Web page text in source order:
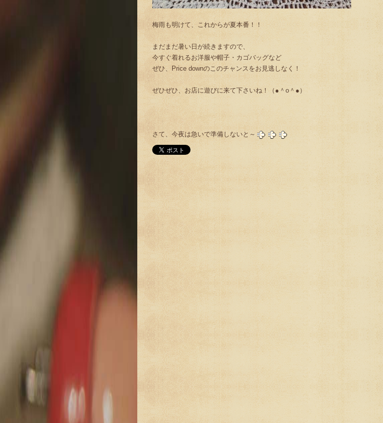
梅雨も明けて、これからが夏本番！！
まだまだ暑い日が続きますので、
今すぐ着れるお洋服や帽子・カゴバッグなど
ぜひ、Price downのこのチャンスをお見逃しなく！
ぜひぜひ、お店に遊びに来て下さいね！（●＾o＾●）
さて、今夜は急いで準備しないと～